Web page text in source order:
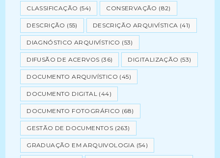
CLASSIFICAÇÃO (54) CONSERVAÇÃO (82)
DESCRIÇÃO (55) DESCRIÇÃO ARQUIVÍSTICA (41)
DIAGNÓSTICO ARQUIVÍSTICO (53)
DIFUSÃO DE ACERVOS (36) DIGITALIZAÇÃO (53)
DOCUMENTO ARQUIVÍSTICO (45)
DOCUMENTO DIGITAL (44)
DOCUMENTO FOTOGRÁFICO (68)
GESTÃO DE DOCUMENTOS (263)
GRADUAÇÃO EM ARQUIVOLOGIA (54)